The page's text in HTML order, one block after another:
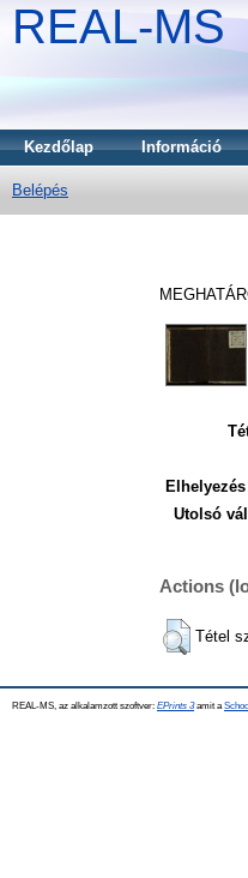
REAL-MS
Kezdőlap Információ
Belépés
Utolsó
Actions
Tétel
REAL-MS, az alkalamzott szoftver: EPrints 3amit a